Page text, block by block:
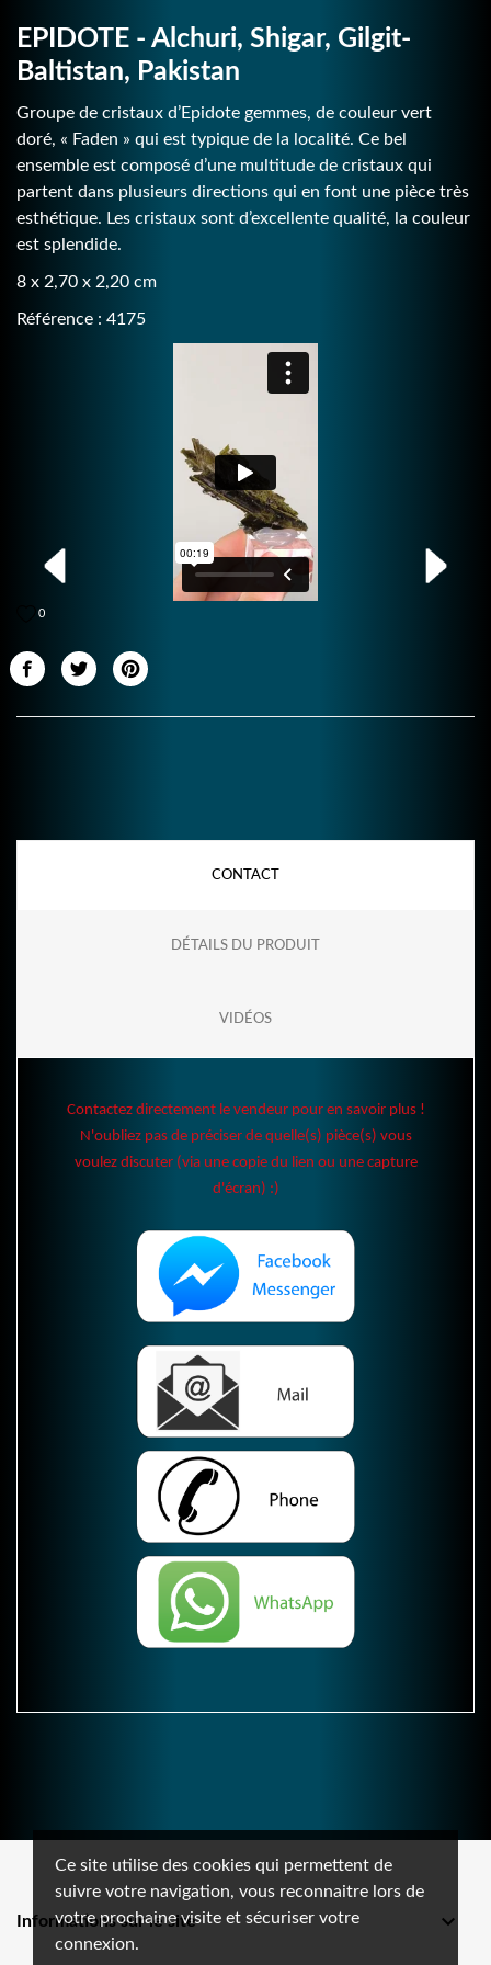
Ce site utilise des cookies qui permettent de
suivre votre navigation, vous reconnaitre lors de
votre prochaine visite et sécuriser votre
connexion.
EPIDOTE - Alchuri, Shigar, Gilgit-
Baltistan, Pakistan
Groupe de cristaux d’Epidote gemmes, de couleur vert
doré, « Faden » qui est typique de la localité. Ce bel
ensemble est composé d’une multitude de cristaux qui
partent dans plusieurs directions qui en font une pièce très
esthétique. Les cristaux sont d’excellente qualité, la couleur
est splendide.
8 x 2,70 x 2,20 cm
Référence : 4175
0
CONTACT
DÉTAILS DU PRODUIT
VIDÉOS
Contactez directement le vendeur pour en savoir plus !
N'oubliez pas de préciser de quelle(s) pièce(s) vous
voulez discuter (via une copie du lien ou une capture
d'écran) :)
Informations sur le site 